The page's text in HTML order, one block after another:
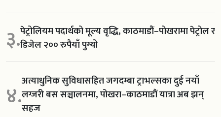
३.पेट्रोलियम पदार्थको मूल्य वृद्धि, काठमाडौं–पोखरामा पेट्रोल र
डिजेल २०० रुपैयाँ पुग्यो
४.अत्याधुनिक सुविधासहित जगदम्बा ट्राभल्सका दुई नयाँ
लग्जरी बस सञ्चालनमा, पोखरा–काठमाडौं यात्रा अब झन्
सहज